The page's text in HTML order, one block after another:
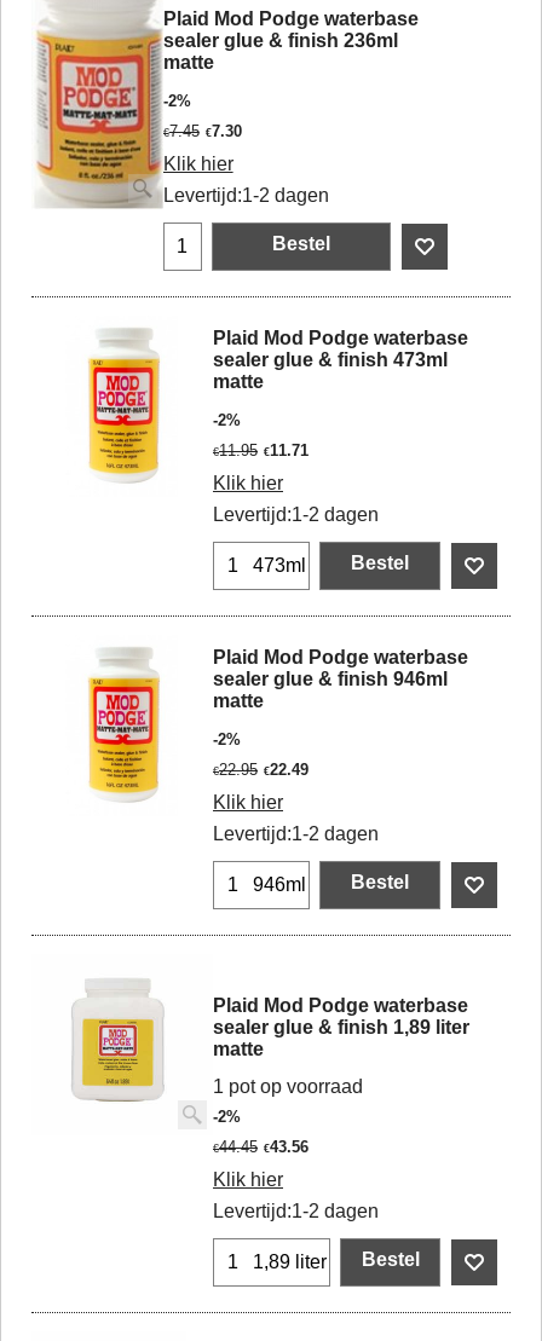
Plaid Mod Podge waterbase
sealer glue & finish 236ml
matte
-2%
€7.45 €7.30
Klik hier
Levertijd:1-2 dagen
Bestel
Plaid Mod Podge waterbase
sealer glue & finish 473ml
matte
-2%
€11.95 €11.71
Klik hier
Levertijd:1-2 dagen
473ml Bestel
Plaid Mod Podge waterbase
sealer glue & finish 946ml
matte
-2%
€22.95 €22.49
Klik hier
Levertijd:1-2 dagen
946ml Bestel
Plaid Mod Podge waterbase
sealer glue & finish 1,89 liter
matte
1 pot op voorraad
-2%
€44.45 €43.56
Klik hier
Levertijd:1-2 dagen
1,89 liter Bestel